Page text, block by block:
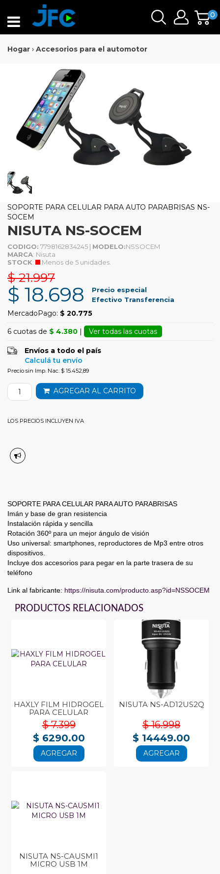
0
Hogar › Accesorios para el automotor
SOPORTE PARA CELULAR PARA AUTO PARABRISAS NS-
SOCEM
NISUTA NS-SOCEM
CODIGO: 7798162834245 | MODELO:NSSOCEM
MARCA: Nisuta
STOCK: Menos de 5 unidades.
$ 21.997
$ 18.698
Precio especial
Efectivo Transferencia
MercadoPago: $ 20.775
6 cuotas de $ 4.380 Ver todas las cuotas
Envíos a todo el país
Calculá tu envío
Precio sin Imp. Nac. $ 15.452,89
AGREGAR AL CARRITO
LOS PRECIOS INCLUYEN IVA
SOPORTE PARA CELULAR PARA AUTO PARABRISAS
Imán y base de gran resistencia
Instalación rápida y sencilla
Rotación 360º para un mejor ángulo de visión
Uso universal: smartphones, reproductores de Mp3 entre otros
dispositivos.
Incluye dos accesorios para pegar en la parte trasera de su
teléfono
Link al fabricante: https://nisuta.com/producto.asp?id=NSSOCEM
PRODUCTOS RELACIONADOS
HAXLY FILM HIDROGEL
PARA CELULAR
$ 7.399
$ 6290.00
AGREGAR
NISUTA NS-AD12US2Q
$ 16.998
$ 14449.00
AGREGAR
NISUTA NS-CAUSMI1
MICRO USB 1M